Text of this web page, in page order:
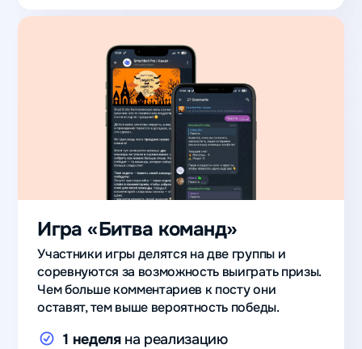
Игра «Битва команд»
Участники игры делятся на две группы и
соревнуются за возможность выиграть призы.
Чем больше комментариев к посту они
оставят, тем выше вероятность победы.
1 неделя на реализацию